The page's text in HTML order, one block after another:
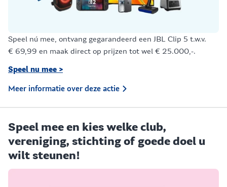
Speel nú mee, ontvang gegarandeerd een JBL Clip 5 t.w.v.
€ 69,99 en maak direct op prijzen tot wel € 25.000,-.
Speel nu mee >
Meer informatie over deze actie
Speel mee en kies welke club,
vereniging, stichting of goede doel u
wilt steunen!